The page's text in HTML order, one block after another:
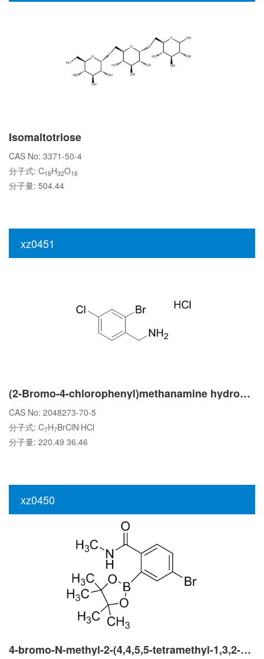
Isomaltotriose
CAS No: 3371-50-4
分子式: C18H32O16
分子量: 504.44
xz0451
(2-Bromo-4-chlorophenyl)methanamine hydrochloride
CAS No: 2048273-70-5
分子式: C7H7BrClN HCl
分子量: 220.49 36.46
xz0450
4-bromo-N-methyl-2-(4,4,5,5-tetramethyl-1,3,2-dioxaborolan-2-yl)benzamide